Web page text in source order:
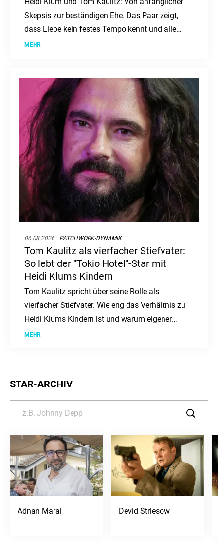
Heidi Klum und Tom Kaulitz: Von anfänglicher
Skepsis zur beständigen Ehe. Das Paar zeigt,
dass Liebe kein festes Tempo kennt und alle
Zweifel überdauern kann.
MEHR
06.08.2026 PATCHWORK-DYNAMIK
Tom Kaulitz als vierfacher Stiefvater:
So lebt der "Tokio Hotel"-Star mit
Heidi Klums Kindern
Tom Kaulitz spricht über seine Rolle als
vierfacher Stiefvater. Wie eng das Verhältnis zu
Heidi Klums Kindern ist und warum eigener
Nachwuchs kein Thema ist.
MEHR
STAR-ARCHIV
Adnan Maral Devid Striesow